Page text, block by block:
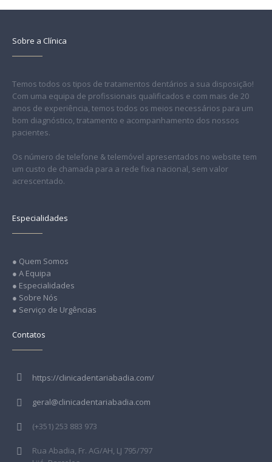
Sobre a Clínica
Temos todos os tipos de tratamentos dentários a sua disposição!
Com uma equipa de profissionais qualificados e com mais de 20
anos de experiência, temos todos os meios necessários para um
bom diagnóstico, tratamento e acompanhamento dos nossos
pacientes.
Os número de telefone & telemóvel apresentados no website tem
um custo de chamada para a rede fixa nacional, sem valor
acrescentado.
Especialidades
● Quem Somos
● A Equipa
● Especialidades
● Sobre Nós
● Serviço de Urgências
Contatos
https://clinicadentariabadia.com/
geral@clinicadentariabadia.com
(+351) 253 883 973
Rua Abadia, Fr. AG/AH, LJ 795/797